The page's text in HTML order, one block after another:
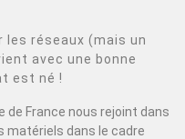
les réseaux (mais un
avec une bonne
est né !
de France nous rejoint dans
matériels dans le cadre